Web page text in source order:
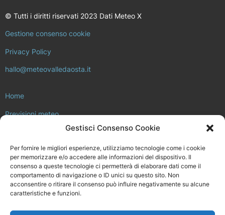
Gestisci Consenso Cookie
Per fornire le migliori esperienze, utilizziamo tecnologie come i cookie
per memorizzare e/o accedere alle informazioni del dispositivo. Il
consenso a queste tecnologie ci permetterà di elaborare dati come il
comportamento di navigazione o ID unici su questo sito. Non
acconsentire o ritirare il consenso può influire negativamente su alcune
caratteristiche e funzioni.
© Tutti i diritti riservati 2023 Dati Meteo X
Gestione consenso cookie
Privacy Policy
hallo@meteovalledaosta.it
Home
Previsioni meteo
Approfondimenti meteo e clima
Consulta la rete di stazioni meteo
Il progetto Meteo Valle d’Aosta
Installa la tua stazione meteo